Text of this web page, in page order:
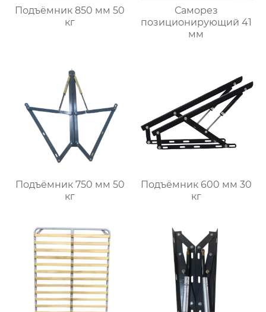
Подъёмник 850 мм 50
кг
Саморез
позиционирующий 41
мм
Подъёмник 750 мм 50
кг
Подъёмник 600 мм 30
кг